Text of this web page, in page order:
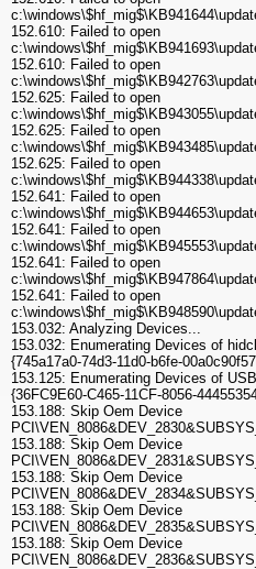
152.610: Failed to open
152.610: Failed to open
152.625: Failed to open
152.625: Failed to open
152.625: Failed to open
152.641: Failed to open
152.641: Failed to open
152.641: Failed to open
152.641: Failed to open
153.032: Analyzing Devices...
153.032: Enumerating Devices of
{745a17a0-74d3-11d0-b6fe-
153.125: Enumerating Devices of
{36FC9E60-C465-11CF-8056-
153.188: Skip Oem Device
153.188: Skip Oem Device
153.188: Skip Oem Device
153.188: Skip Oem Device
153.188: Skip Oem Device